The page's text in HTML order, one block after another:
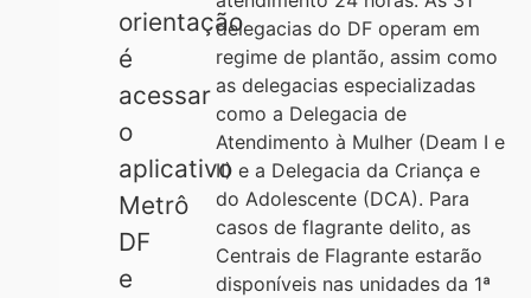
orientação
é
acessar
o
aplicativo
Metrô
DF
e
delegacias do DF operam em
regime de plantão, assim como
as delegacias especializadas
como a Delegacia de
Atendimento à Mulher (Deam I e
II) e a Delegacia da Criança e
do Adolescente (DCA). Para
casos de flagrante delito, as
Centrais de Flagrante estarão
disponíveis nas unidades da 1ª